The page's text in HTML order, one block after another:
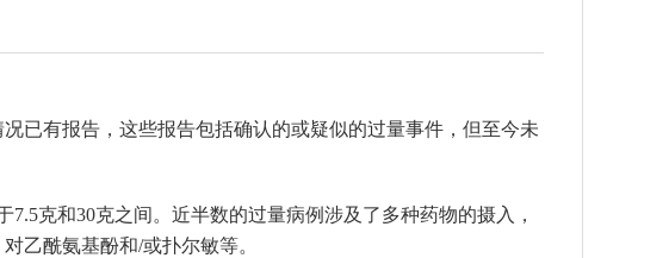
已有报告，这些报告包括确认的或疑似的过量事件，但至今未
克和30克之间。近半数的过量病例涉及了多种药物的摄入，
乙酰氨基酚和/或扑尔敏等。